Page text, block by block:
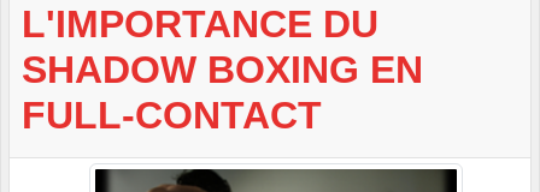
L'IMPORTANCE DU
SHADOW BOXING EN
FULL-CONTACT